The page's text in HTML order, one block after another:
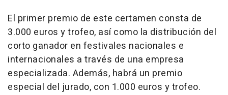
El primer premio de este certamen consta de
3.000 euros y trofeo, así como la distribución del
corto ganador en festivales nacionales e
internacionales a través de una empresa
especializada. Además, habrá un premio
especial del jurado, con 1.000 euros y trofeo.